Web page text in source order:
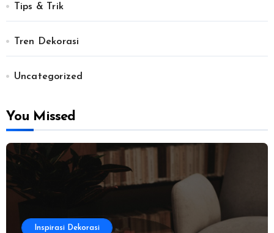
Tips & Trik
Tren Dekorasi
Uncategorized
You Missed
Inspirasi Dekorasi